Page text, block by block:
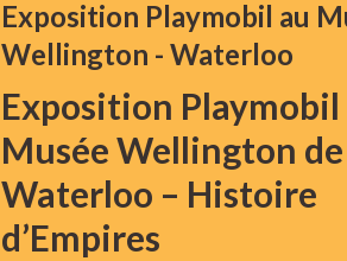
Exposition Playmobil au
Wellington - Waterloo
Exposition Playmobil
Musée Wellington de
Waterloo – Histoire
d’Empires